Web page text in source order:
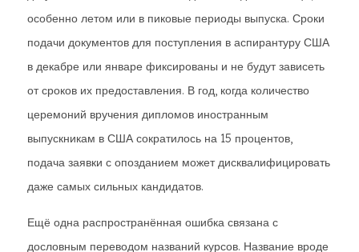
особенно летом или в пиковые периоды выпуска. Сроки
подачи документов для поступления в аспирантуру США
в декабре или январе фиксированы и не будут зависеть
от сроков их предоставления. В год, когда количество
церемоний вручения дипломов иностранным
выпускникам в США сократилось на 15 процентов,
подача заявки с опозданием может дисквалифицировать
даже самых сильных кандидатов.
Ещё одна распространённая ошибка связана с
дословным переводом названий курсов. Название вроде